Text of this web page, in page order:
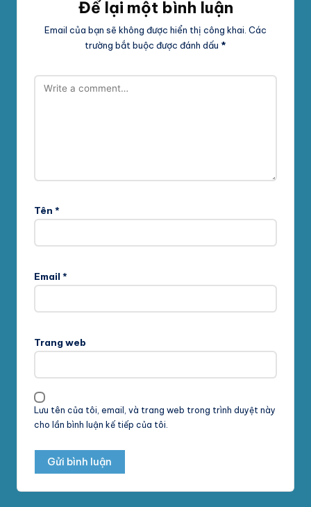
Để lại một bình luận
Email của bạn sẽ không được hiển thị công khai. Các
trường bắt buộc được đánh dấu *
Tên *
Email *
Trang web
Lưu tên của tôi, email, và trang web trong trình duyệt này
cho lần bình luận kế tiếp của tôi.